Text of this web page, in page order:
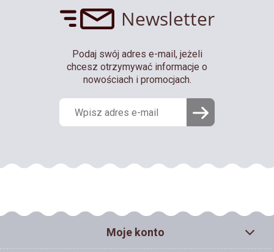
Newsletter
Podaj swój adres e-mail, jeżeli
chcesz otrzymywać informacje o
nowościach i promocjach.
Moje konto